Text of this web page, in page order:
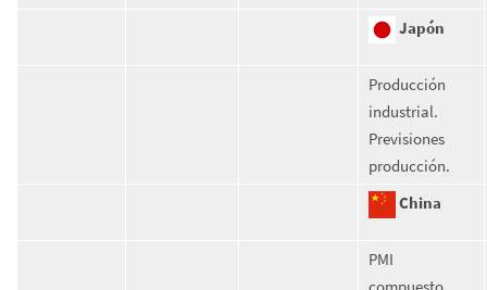
Japón
Producción
industrial.
Previsiones
producción.
China
PMI